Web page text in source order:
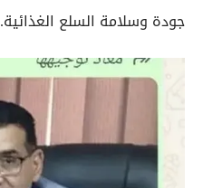
جودة وسلامة السلع الغذائية.